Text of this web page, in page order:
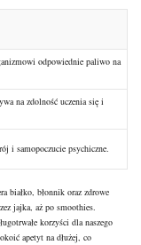
odpowiednie paliwo na
na zdolność uczenia się i
i samopoczucie psychiczne.
białko, błonnik oraz zdrowe
jajka, aż po smoothies.
korzyści dla naszego
apetyt na dłużej, co